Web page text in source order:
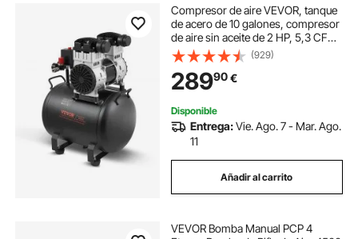
Compresor de aire VEVOR, tanque
de acero de 10 galones, compresor
de aire sin aceite de 2 HP, 5,3 CFM
a 90 PSI y presión máxima de 125
PSI, compresor portátil
ultrasilencioso de 78 dB, para
reparación de automóviles, inflado
de neumáticos, pintura en aerosol
(929)
28990€
Disponible
Entrega:Vie. Ago. 7 - Mar. Ago.
11
Añadir al carrito
VEVOR Bomba Manual PCP 4